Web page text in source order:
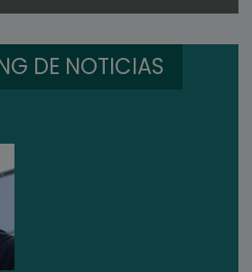
DE NOTICIAS